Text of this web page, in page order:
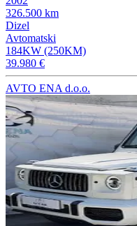
326.500 km
Dizel
Avtomatski
184KW (250KM)
39.980 €
AVTO ENA d.o.o.